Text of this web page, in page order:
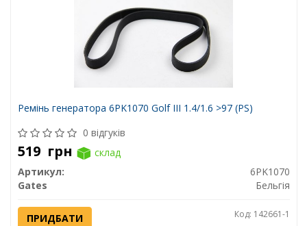
Ремінь генератора 6PK1070 Golf III 1.4/1.6 >97 (PS)
0 відгуків
519 грн
склад
Артикул:
6PK1070
Gates
Бельгія
ПРИДБАТИ Код: 142661-1